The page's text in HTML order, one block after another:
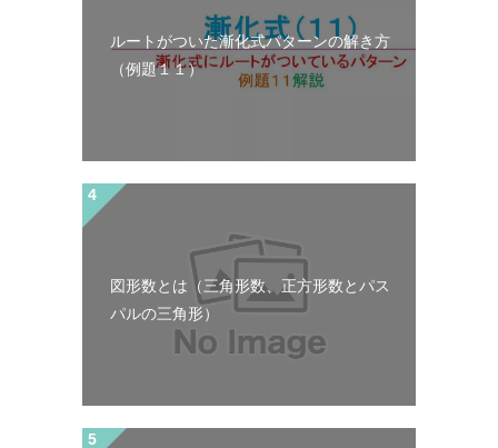
ルートがついた漸化式パターンの解き方
（例題１１）
図形数とは（三角形数、正方形数とパス
パルの三角形）